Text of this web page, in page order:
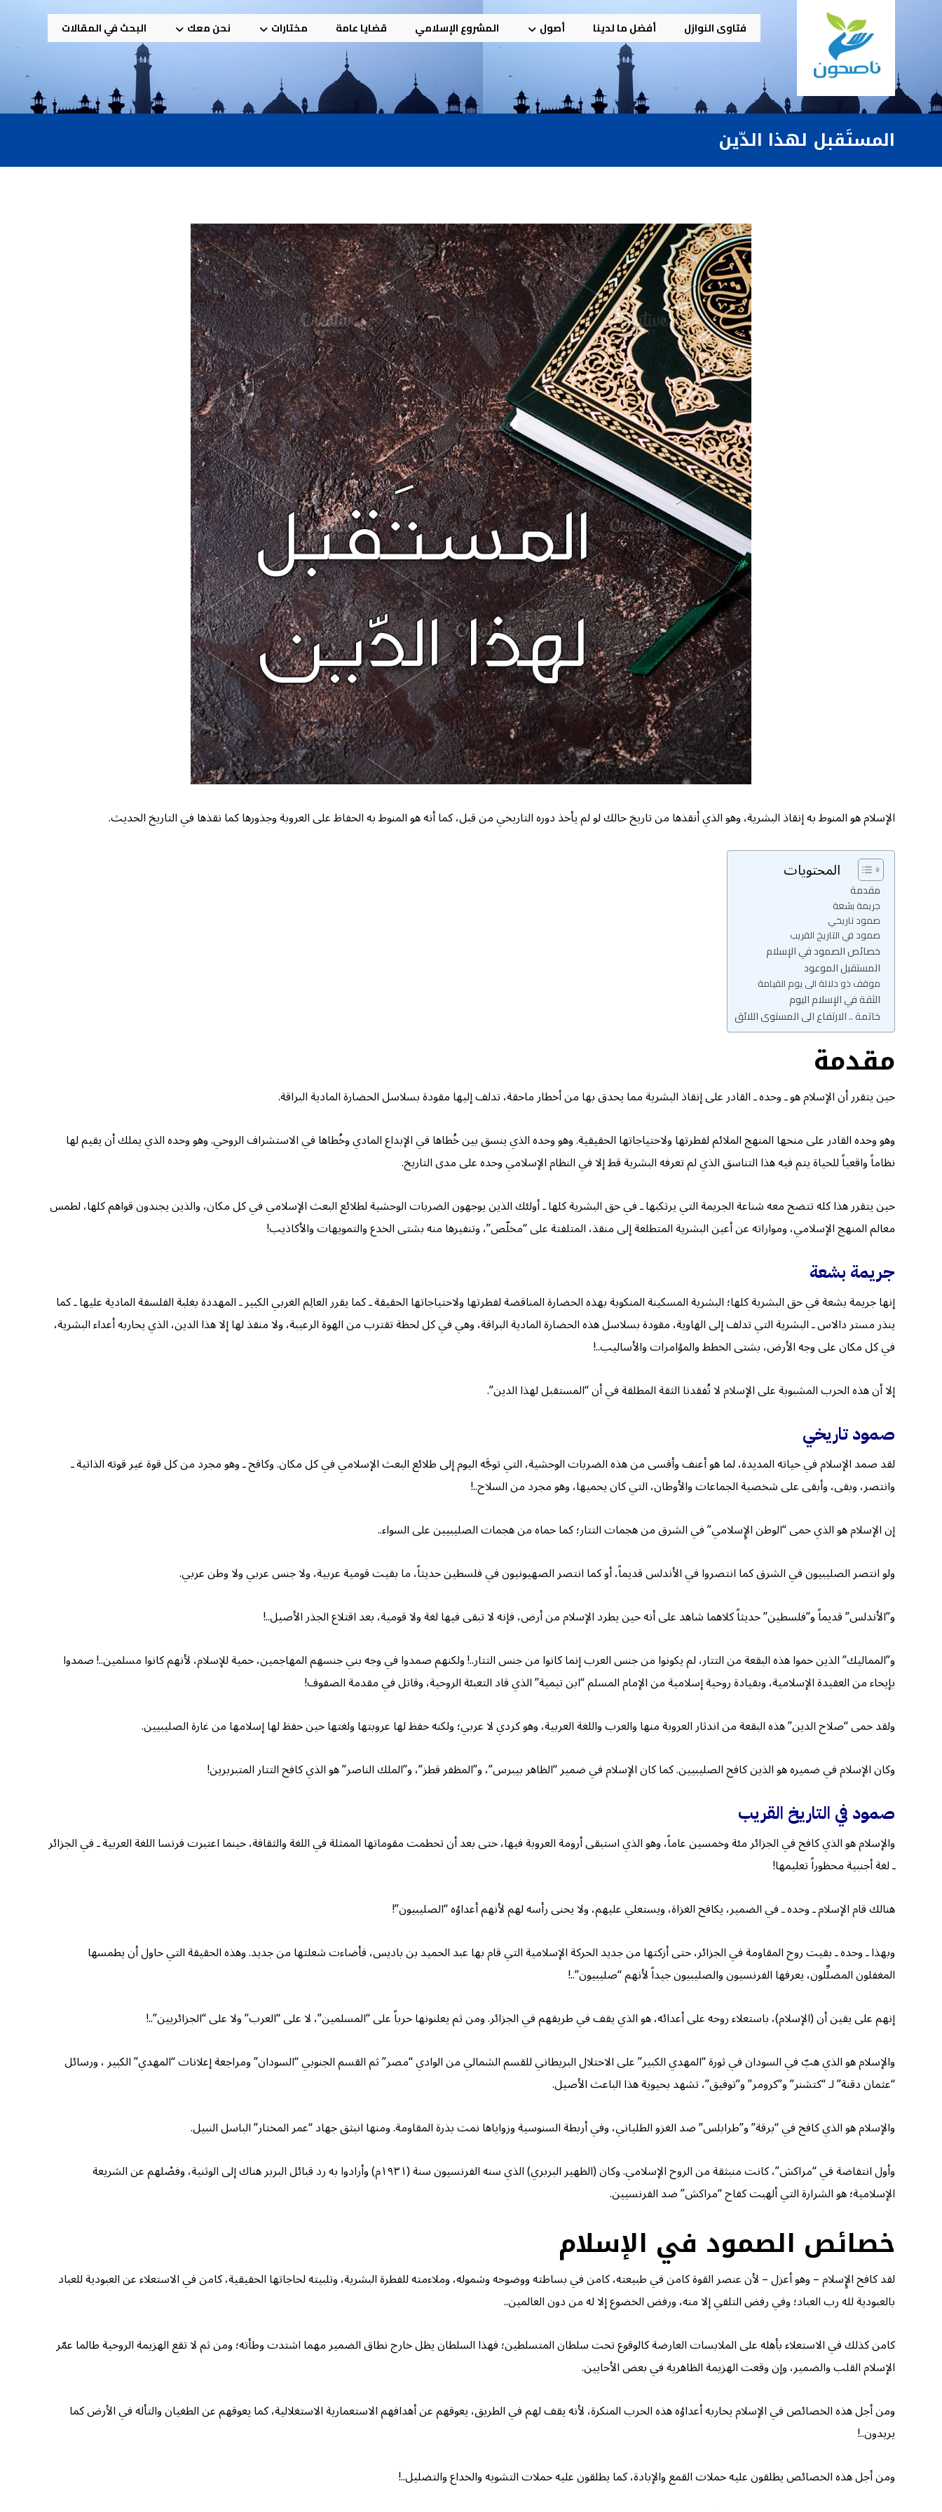
فتاوى النوازل أفضل ما لدينا أصول المشروع الإسلامي قضايا عامة مختارات نحن معك البحث في المقالات
المستَقبل لهذا الدّين
الإسلام هو المنوط به إنقاذ البشرية، وهو الذي أنقذها من تاريخ حالك لو لم يأخذ دوره التاريخي من قبل، كما أنه هو المنوط به الحفاظ على العروبة وجذورها كما نقذها في التاريخ الحديث.
المحتويات
مقدمة
جريمة بشعة
صمود تاريخي
صمود في التاريخ القريب
خصائص الصمود في الإسلام
المستقبل الموعود
موقف ذو دلالة الى يوم القيامة
الثقة في الإسلام اليوم
خاتمة .. الارتفاع الى المستوى اللائق
مقدمة
حين يتقرر أن الإسلام هو ـ وحده ـ القادر على إنقاذ البشرية مما يحدق بها من أخطار ماحقة، تدلف إليها مقودة بسلاسل الحضارة المادية البراقة.
وهو وحده القادر على منحها المنهج الملائم لفطرتها ولاحتياجاتها الحقيقية. وهو وحده الذي ينسق بين خُطاها في الإبداع المادي وخُطاها في الاستشراف الروحي. وهو وحده الذي يملك أن يقيم لها
نظاماً واقعياً للحياة يتم فيه هذا التناسق الذي لم تعرفه البشرية قط إلا في النظام الإسلامي وحده على مدى التاريخ.
حين يتقرر هذا كله تتضح معه شناعة الجريمة التي يرتكبها ـ في حق البشرية كلها ـ أولئك الذين يوجهون الضربات الوحشية لطلائع البعث الإسلامي في كل مكان، والذين يجندون قواهم كلها، لطمس
معالم المنهج الإسلامي، ومواراته عن أعين البشرية المتطلعة إلى منقذ، المتلفتة على “مخلّص”، وتنفيرها منه بشتى الخدع والتمويهات والأكاذيب!
جريمة بشعة
إنها جريمة بشعة في حق البشرية كلها؛ البشرية المسكينة المنكوبة بهذه الحضارة المناقضة لفطرتها ولاحتياجاتها الحقيقة ـ كما يقرر العالِم الغربي الكبير ـ المهددة بغلبة الفلسفة المادية عليها ـ كما
ينذر مستر دالاس ـ البشرية التي تدلف إلى الهاوية، مقودة بسلاسل هذه الحضارة المادية البراقة، وهي في كل لحظة تقترب من الهوة الرعيبة، ولا منقذ لها إلا هذا الدين، الذي يحاربه أعداء البشرية،
في كل مكان على وجه الأرض، بشتى الخطط والمؤامرات والأساليب..!
إلا أن هذه الحرب المشبوبة على الإسلام لا تُفقدنا الثقة المطلقة في أن “المستقبل لهذا الدين”.
صمود تاريخي
لقد صمد الإسلام في حياته المديدة، لما هو أعنف وأقسى من هذه الضربات الوحشية، التي توجَّه اليوم إلى طلائع البعث الإسلامي في كل مكان. وكافح ـ وهو مجرد من كل قوة غير قوته الذاتية ـ
وانتصر، وبقى، وأبقى على شخصية الجماعات والأوطان، التي كان يحميها، وهو مجرد من السلاح..!
إن الإسلام هو الذي حمى “الوطن الإٍسلامي” في الشرق من هجمات التتار؛ كما حماه من هجمات الصليبيين على السواء..
ولو انتصر الصليبيون في الشرق كما انتصروا في الأندلس قديماً، أو كما انتصر الصهيونيون في فلسطين حديثاً، ما بقيت قومية عربية، ولا جنس عربي ولا وطن عربي.
و”الأندلس” قديماً و”فلسطين” حديثاً كلاهما شاهد على أنه حين يطرد الإسلام من أرض، فإنه لا تبقى فيها لغة ولا قومية، بعد اقتلاع الجذر الأصيل..!
و”المماليك” الذين حموا هذه البقعة من التتار، لم يكونوا من جنس العرب إنما كانوا من جنس التتار..! ولكنهم صمدوا في وجه بني جنسهم المهاجمين، حمية للإسلام، لأنهم كانوا مسلمين..! صمدوا
بإيحاء من العقيدة الإسلامية، وبقيادة روحية إسلامية من الإمام المسلم “ابن تيمية” الذي قاد التعبئة الروحية، وقاتل في مقدمة الصفوف!
ولقد حمى “صلاح الدين” هذه البقعة من اندثار العروبة منها والعرب واللغة العربية، وهو كردي لا عربي؛ ولكنه حفظ لها عروبتها ولغتها حين حفظ لها إسلامها من غارة الصليبيين.
وكان الإسلام في ضميره هو الذين كافح الصليبيين. كما كان الإسلام في ضمير “الظاهر بيبرس”، و”المظفر قطز”، و”الملك الناصر” هو الذي كافح التتار المتبربرين!
صمود في التاريخ القريب
والإسلام هو الذي كافح في الجزائر مئة وخمسين عاماً، وهو الذي استبقى أرومة العروبة فيها، حتى بعد أن تحطمت مقوماتها الممثلة في اللغة والثقافة، حينما اعتبرت فرنسا اللغة العربية ـ في الجزائر
ـ لغة أجنبية محظوراً تعليمها!
هنالك قام الإسلام ـ وحده ـ في الضمير، يكافح الغزاة، ويستعلي عليهم، ولا يحنى رأسه لهم لأنهم أعداؤه “الصليبيون”!
وبهذا ـ وحده ـ بقيت روح المقاومة في الجزائر، حتى أزكتها من جديد الحركة الإسلامية التي قام بها عبد الحميد بن باديس، فأضاءت شعلتها من جديد. وهذه الحقيقة التي حاول أن يطمسها
المغفلون المضلِّلون، يعرفها الفرنسيون والصليبيون جيداً لأنهم “صليبيون”..!
إنهم على يقين أن (الإسلام)، باستعلاء روحه على أعدائه، هو الذي يقف في طريقهم في الجزائر. ومن ثم يعلنونها حرباً على “المسلمين”، لا على “العرب” ولا على “الجزائريين”..!
والإسلام هو الذي هبّ في السودان في ثورة “المهدي الكبير” على الاحتلال البريطاني للقسم الشمالي من الوادي “مصر” ثم القسم الجنوبي “السودان” ومراجعة إعلانات “المهدي” الكبير ، ورسائل
“عثمان دقنة” لـ “كتشنر” و”كرومر” و”توفيق”، تشهد بحيوية هذا الباعث الأصيل.
والإسلام هو الذي كافح في “برقة” و”طرابلس” ضد الغزو الطلياني، وفي أربطة السنوسية وزواياها نمت بذرة المقاومة. ومنها انبثق جهاد “عمر المختار” الباسل النبيل.
وأول انتفاضة في “مراكش”، كانت منبثقة من الروح الإسلامي. وكان (الظهير البربري) الذي سنه الفرنسيون سنة (١٩٣١م) وأرادوا به رد قبائل البربر هناك إلى الوثنية، وفصْلهم عن الشريعة
الإسلامية؛ هو الشرارة التي ألهبت كفاح “مراكش” ضد الفرنسيين.
خصائص الصمود في الإسلام
لقد كافح الإٍسلام – وهو أعزل – لأن عنصر القوة كامن في طبيعته، كامن في بساطته ووضوحه وشموله، وملاءمته للفطرة البشرية، وتلبيته لحاجاتها الحقيقية، كامن في الاستعلاء عن العبودية للعباد
بالعبودية لله رب العباد؛ وفي رفض التلقي إلا منه، ورفض الخضوع إلا له من دون العالمين..
كامن كذلك في الاستعلاء بأهله على الملابسات العارضة كالوقوع تحت سلطان المتسلطين؛ فهذا السلطان يظل خارج نطاق الضمير مهما اشتدت وطأته؛ ومن ثم لا تقع الهزيمة الروحية طالما عمّر
الإسلام القلب والضمير، وإن وقعت الهزيمة الظاهرية في بعض الأحايين.
ومن أجل هذه الخصائص في الإسلام يحاربه أعداؤه هذه الحرب المنكرة، لأنه يقف لهم في الطريق، يعوقهم عن أهدافهم الاستعمارية الاستغلالية، كما يعوقهم عن الطغيان والتأله في الأرض كما
يريدون..!
ومن أجل هذه الخصائص يطلقون عليه حملات القمع والإبادة، كما يطلقون عليه حملات التشويه والخداع والتضليل..!